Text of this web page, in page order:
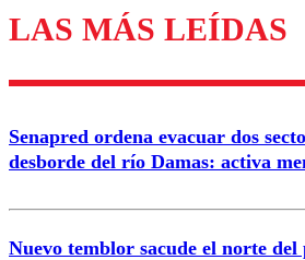
Los comentarios son moderados
diálogo respetuoso.
Correo
LAS MÁS LEÍDAS
Senapred ordena evacuar dos
desborde del río Damas: activa
Nuevo temblor sacude el norte del